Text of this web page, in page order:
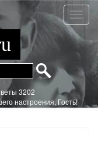
Я
видел
3202
настроения, Гость!